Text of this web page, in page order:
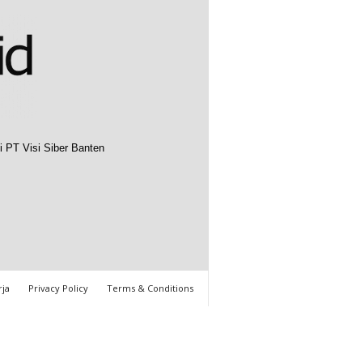
PT Visi Siber Banten
Privacy Policy Terms & Conditions